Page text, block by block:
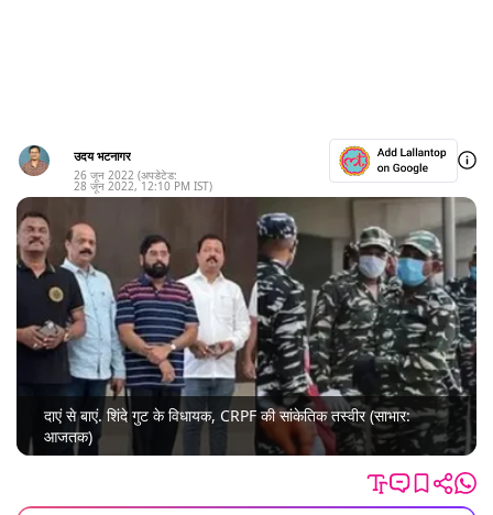
उदय भटनागर
26 जून 2022 (अपडेटेड:
28 जून 2022, 12:10 PM IST)
दाएं से बाएं. शिंदे गुट के विधायक, CRPF की सांकेतिक तस्वीर (साभार:
आजतक)